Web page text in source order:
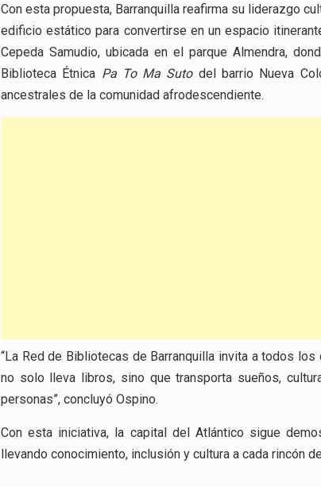
Con esta propuesta, Barranquilla reafirma su liderazgo
edificio estático para convertirse en un espacio
Cepeda Samudio, ubicada en el parque Almendra,
Biblioteca Étnica Pa To Ma Sutodel barrio Nueva
ancestrales de la comunidad afrodescendiente.
“La Red de Bibliotecas de Barranquilla invita a todos
no solo lleva libros, sino que transporta sueños,
personas”, concluyó Ospino.
Con esta iniciativa, la capital del Atlántico sigue
llevando conocimiento, inclusión y cultura a cada rincón